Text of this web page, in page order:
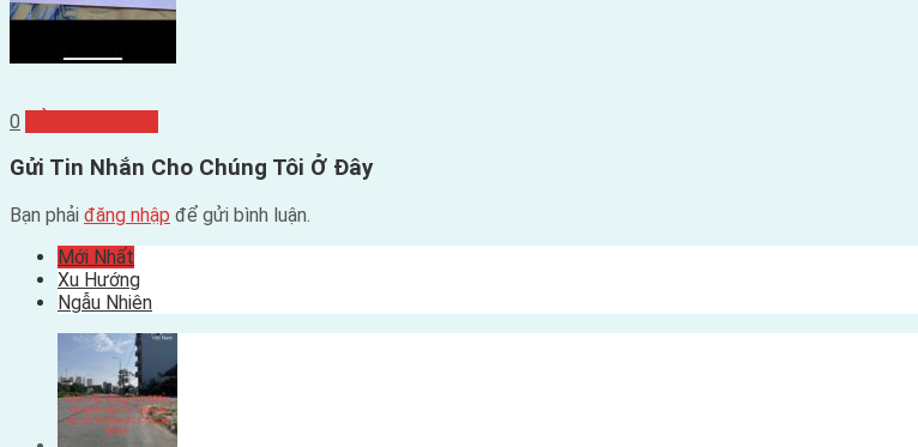
0
Gửi Tin Nhắn Cho Chúng Tôi Ở Đây
Bạn phải đăng nhập để gửi bình luận.
Mới Nhất
Xu Hướng
Ngẫu Nhiên